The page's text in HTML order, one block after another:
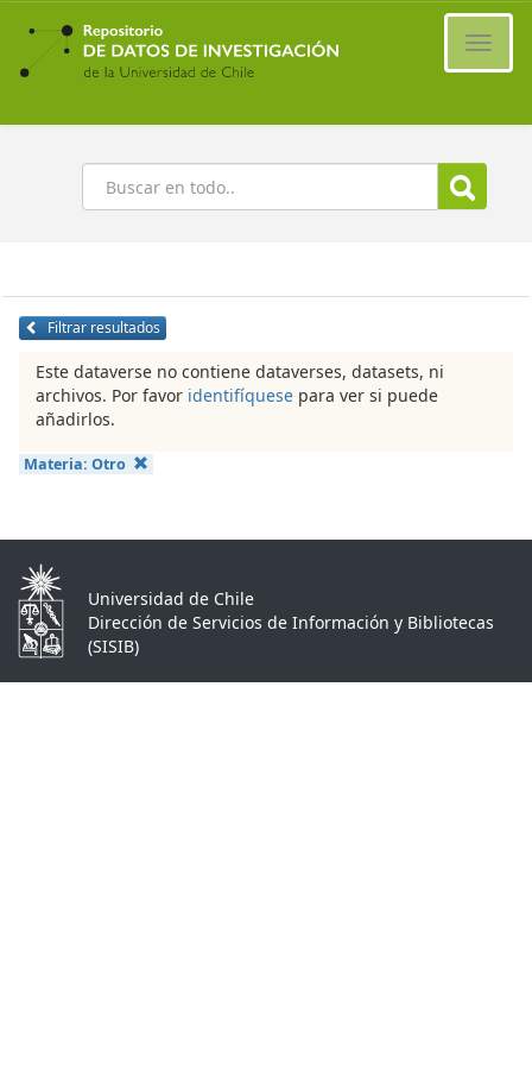
Ir
contenido
principal
Buscar
Filtrar resultados
Este dataverse no contiene dataverses, datasets, ni
archivos. Por favor identifíquese para ver si puede
añadirlos.
Materia: Otro
Universidad de Chile
Dirección de Servicios de Información y Bibliotecas
(SISIB)